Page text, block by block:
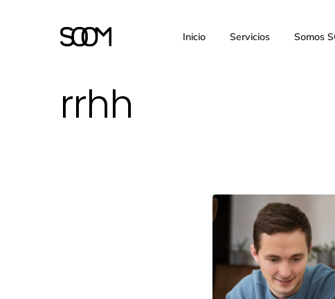
Inicio Servicios Somos
rrhh